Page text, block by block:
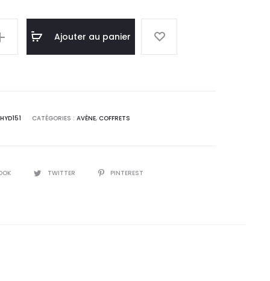
initial
était :
DT.
Ajouter au panier
HYD151 CATÉGORIES : AVÈNE, COFFRETS
TWITTER PINTEREST